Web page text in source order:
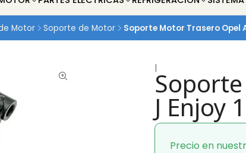
Motor Soporte de Motor Soporte Motor Trasero Opel
|
J Enjoy
Precio en